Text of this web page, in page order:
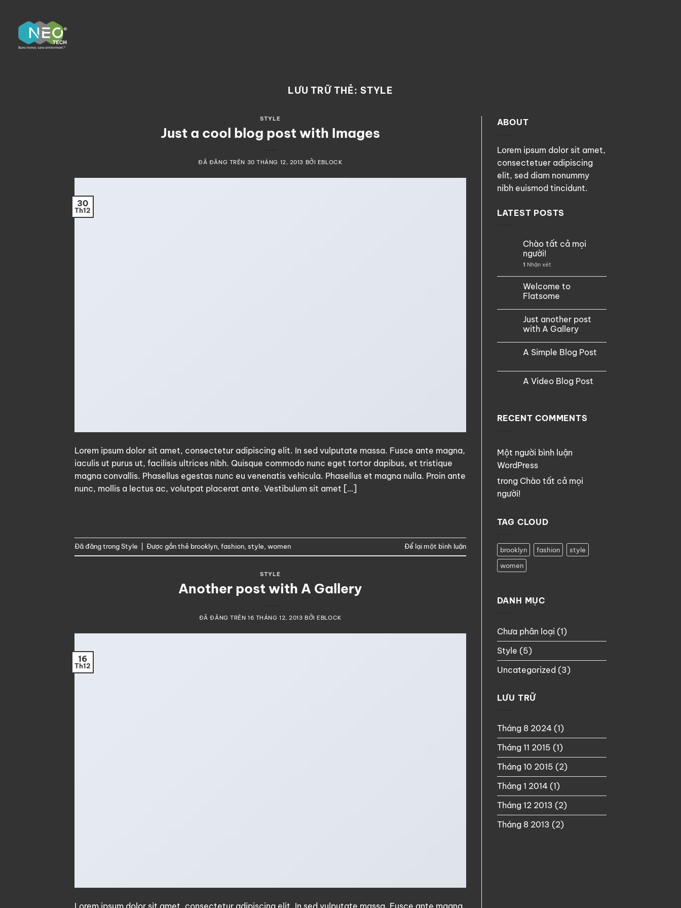
LƯU TRỮ THẺ: STYLE
STYLE
Just a cool blog post with Images
ĐÃ ĐĂNG TRÊN 30 THÁNG 12, 2013 BỞI EBLOCK
30
Th12
Lorem ipsum dolor sit amet, consectetur adipiscing elit. In sed vulputate massa. Fusce ante magna,
iaculis ut purus ut, facilisis ultrices nibh. Quisque commodo nunc eget tortor dapibus, et tristique
magna convallis. Phasellus egestas nunc eu venenatis vehicula. Phasellus et magna nulla. Proin ante
nunc, mollis a lectus ac, volutpat placerat ante. Vestibulum sit amet […]
Đã đăng trongStyle Được gắn thẻ brooklyn, fashion, style, women Để lại một bình luận
STYLE
Another post with A Gallery
ĐÃ ĐĂNG TRÊN16 THÁNG 12, 2013 BỞIEBLOCK
16
Th12
Lorem ipsum dolor sit amet, consectetur adipiscing elit. In sed vulputate massa. Fusce ante magna,
ABOUT
Lorem ipsum dolor sit amet,
consectetuer adipiscing
elit, sed diam nonummy
nibh euismod tincidunt.
LATEST POSTS
Chào tất cả mọi
người!
1 Nhận xét
Welcome to
Flatsome
Just another post
with A Gallery
A Simple Blog Post
A Video Blog Post
RECENT COMMENTS
Một người bình luận
WordPress
trong Chào tất cả mọi
người!
TAG CLOUD
brooklyn fashion
style
women
DANH MỤC
Chưa phân loại (1)
Style (5)
Uncategorized(3)
LƯU TRỮ
Tháng 8 2024(1)
Tháng 11 2015 (1)
Tháng 10 2015 (2)
Tháng 1 2014(1)
Tháng 12 2013 (2)
Tháng 8 2013 (2)